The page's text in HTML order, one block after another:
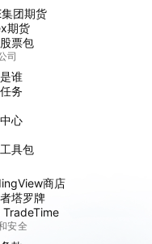
团期货
期货
票包
司
谁
务
心
具包
商店
塔罗牌
安全